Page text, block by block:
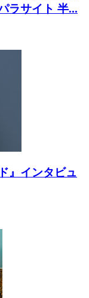
ラサイト 半...
』インタビュ